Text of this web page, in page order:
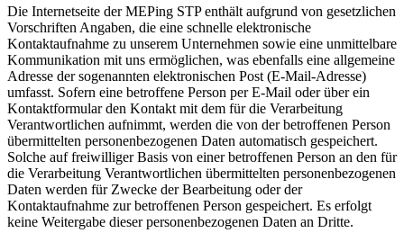
Die Internetseite der MEPing STP enthält aufgrund von gesetzlichen
Vorschriften Angaben, die eine schnelle elektronische
Kontaktaufnahme zu unserem Unternehmen sowie eine unmittelbare
Kommunikation mit uns ermöglichen, was ebenfalls eine allgemeine
Adresse der sogenannten elektronischen Post (E-Mail-Adresse)
umfasst. Sofern eine betroffene Person per E-Mail oder über ein
Kontaktformular den Kontakt mit dem für die Verarbeitung
Verantwortlichen aufnimmt, werden die von der betroffenen Person
übermittelten personenbezogenen Daten automatisch gespeichert.
Solche auf freiwilliger Basis von einer betroffenen Person an den für
die Verarbeitung Verantwortlichen übermittelten personenbezogenen
Daten werden für Zwecke der Bearbeitung oder der
Kontaktaufnahme zur betroffenen Person gespeichert. Es erfolgt
keine Weitergabe dieser personenbezogenen Daten an Dritte.